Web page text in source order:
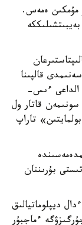
مۇمكىن ەمەس.
قالپىنا
الداعى ءىس-
سونىمەن قاتار ول
تاراپ
بۇرىننان
ديپلوماتيالىق
ءماجبۇر